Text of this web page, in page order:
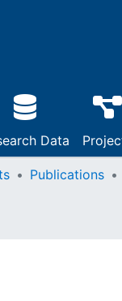
Data
Publications